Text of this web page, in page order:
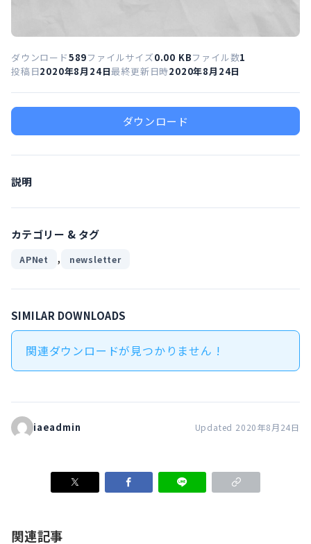
ダウンロード589ファイルサイズ0.00 KBファイル数1
投稿日2020年8月24日最終更新日時2020年8月24日
ダウンロード
説明
カテゴリー & タグ
APNet , newsletter
SIMILAR DOWNLOADS
関連ダウンロードが見つかりません !
iaeadmin Updated 2020年8月24日
関連記事